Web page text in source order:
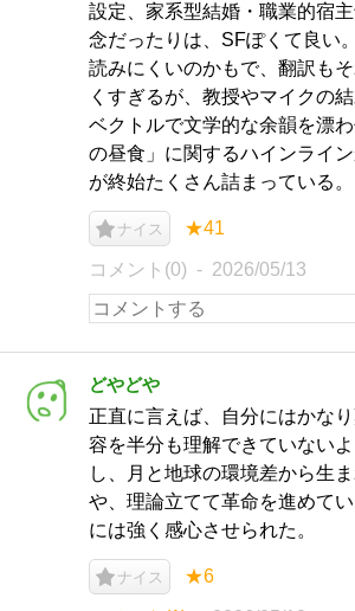
設定、家系型結婚・職業的宿
念だったりは、SFぽくて良い
読みにくいのかもで、翻訳も
くすぎるが、教授やマイクの
ベクトルで文学的な余韻を漂
の昼食」に関するハインライ
が終始たくさん詰まっている。
ナイス ★41
コメント(0) 2026/05/13
どやどや
正直に言えば、自分にはかな
容を半分も理解できていない
し、月と地球の環境差から生
や、理論立てて革命を進めて
には強く感心させられた。
ナイス ★6